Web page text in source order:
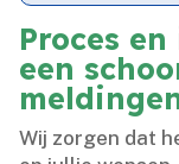
Proces
een
Wij zorgen dat